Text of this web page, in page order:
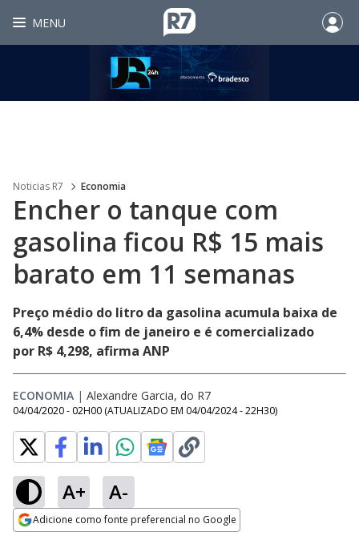
MENU
Noticias R7 Economia
Encher o tanque com
gasolina ficou R$ 15 mais
barato em 11 semanas
Preço médio do litro da gasolina acumula baixa de
6,4% desde o fim de janeiro e é comercializado
por R$ 4,298, afirma ANP
ECONOMIA | Alexandre Garcia, do R7
04/04/2020 - 02H00 (ATUALIZADO EM 04/04/2024 - 22H30)
A+ A-
Adicione como fonte preferencial no Google